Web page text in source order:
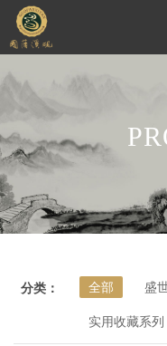
关于国藩
溪砚展厅
溪砚文化
分类： 全部 盛
实用收藏系列